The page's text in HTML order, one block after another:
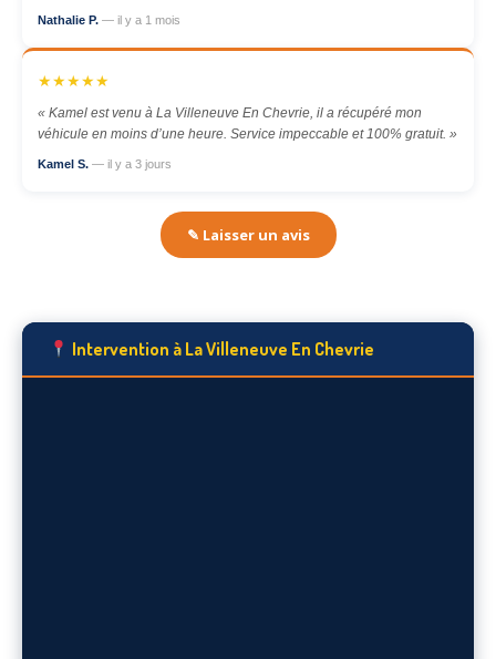
Nathalie P. — il y a 1 mois
★★★★★
« Kamel est venu à La Villeneuve En Chevrie, il a récupéré mon
véhicule en moins d’une heure. Service impeccable et 100% gratuit. »
Kamel S. — il y a 3 jours
✎ Laisser un avis
Intervention à La Villeneuve En Chevrie